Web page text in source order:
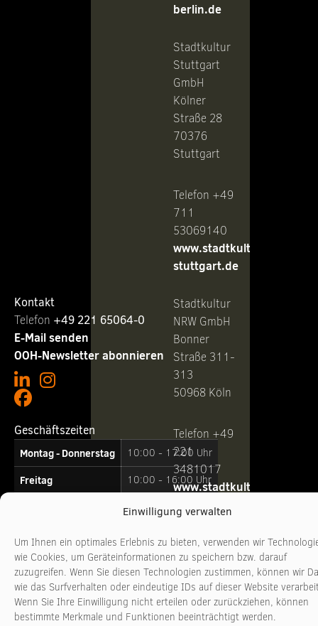
Einwilligung verwalten
Um Ihnen ein optimales Erlebnis zu bieten, verwenden wir
wie Cookies, um Geräteinformationen zu speichern bzw. darauf
zuzugreifen. Wenn Sie diesen Technologien zustimmen, können wir
wie das Surfverhalten oder eindeutige IDs auf dieser Website
Wenn Sie Ihre Einwilligung nicht erteilen oder zurückziehen, können
bestimmte Merkmale und Funktionen beeinträchtigt werden.
Kontakt
Telefon ‭ +49 221 65064-0
E-Mail senden
OOH-Newsletter abonnieren
Geschäftszeiten
Montag - Donnerstag
10:00 - 17:00 Uhr
Freitag 10:00 - 16:00 Uhr
berlin.de
Stadtkultur
Stuttgart
GmbH
Kölner
Straße 28
70376
Stuttgart
Telefon +49
711
53069140
www.stadtkultur-
stuttgart.de
Stadtkultur
NRW GmbH
Bonner
Straße 311-
313
50968 Köln
Telefon +49
221
3481017
www.stadtkultur-